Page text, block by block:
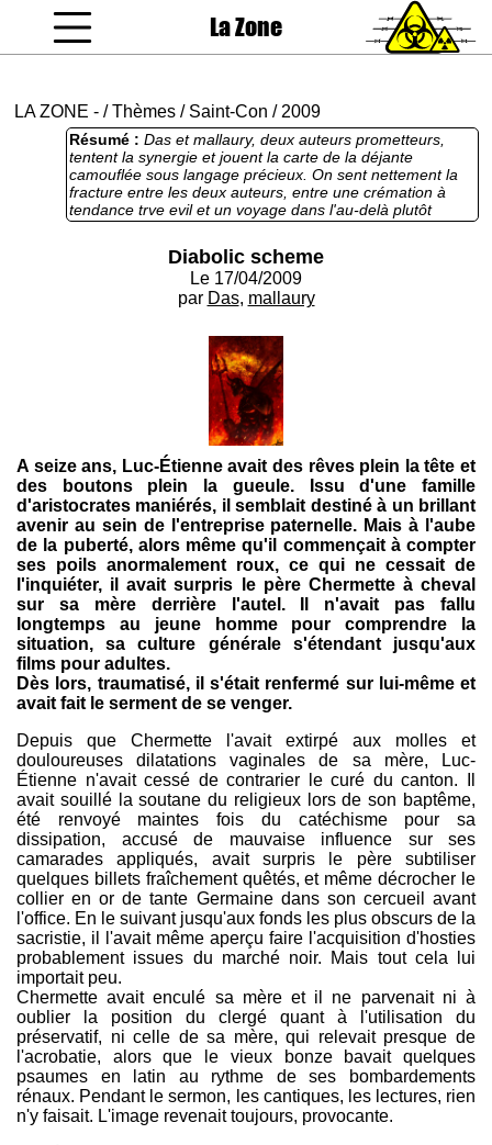
La Zone
LA ZONE - /Thèmes / Saint-Con / 2009
Résumé : Das et mallaury, deux auteurs prometteurs,
tentent la synergie et jouent la carte de la déjante
camouflée sous langage précieux. On sent nettement la
fracture entre les deux auteurs, entre une crémation à
tendance trve evil et un voyage dans l'au-delà plutôt
détendu du string. Même l'intrigue est divisée en deux, ce
coup, mais peut-être pas dans le même texte. Soigné et
bien écrit, mais ça manque d'homogénéité.
Diabolic scheme
Le 17/04/2009
par Das, mallaury
A seize ans, Luc-Étienne avait des rêves plein la tête et
des boutons plein la gueule. Issu d'une famille
d'aristocrates maniérés, il semblait destiné à un brillant
avenir au sein de l'entreprise paternelle. Mais à l'aube
de la puberté, alors même qu'il commençait à compter
ses poils anormalement roux, ce qui ne cessait de
l'inquiéter, il avait surpris le père Chermette à cheval
sur sa mère derrière l'autel. Il n'avait pas fallu
longtemps au jeune homme pour comprendre la
situation, sa culture générale s'étendant jusqu'aux
films pour adultes.
Dès lors, traumatisé, il s'était renfermé sur lui-même et
avait fait le serment de se venger.
Depuis que Chermette l'avait extirpé aux molles et
douloureuses dilatations vaginales de sa mère, Luc-
Étienne n'avait cessé de contrarier le curé du canton. Il
avait souillé la soutane du religieux lors de son baptême,
été renvoyé maintes fois du catéchisme pour sa
dissipation, accusé de mauvaise influence sur ses
camarades appliqués, avait surpris le père subtiliser
quelques billets fraîchement quêtés, et même décrocher le
collier en or de tante Germaine dans son cercueil avant
l'office. En le suivant jusqu'aux fonds les plus obscurs de la
sacristie, il l'avait même aperçu faire l'acquisition d'hosties
probablement issues du marché noir. Mais tout cela lui
importait peu.
Chermette avait enculé sa mère et il ne parvenait ni à
oublier la position du clergé quant à l'utilisation du
préservatif, ni celle de sa mère, qui relevait presque de
l'acrobatie, alors que le vieux bonze bavait quelques
psaumes en latin au rythme de ses bombardements
rénaux. Pendant le sermon, les cantiques, les lectures, rien
n'y faisait. L'image revenait toujours, provocante.